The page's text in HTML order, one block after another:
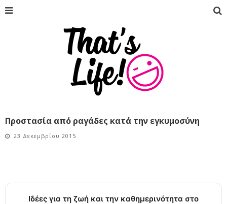
Προστασία από ραγάδες κατά την εγκυμοσύνη
23 Δεκεμβρίου 2015
Ιδέες για τη ζωή και την καθημερινότητα στο